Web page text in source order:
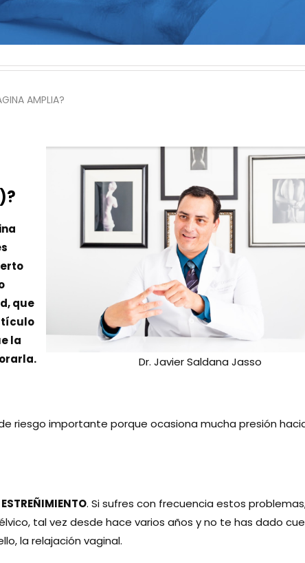
AMPLIA?
Dr. Javier Saldana Jasso
que
la
riesgo importante porque ocasiona mucha presión
. Si sufres con frecuencia estos
tal vez desde hace varios años y no te has dado
la relajación vaginal.